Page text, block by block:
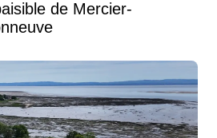
de Mercier-